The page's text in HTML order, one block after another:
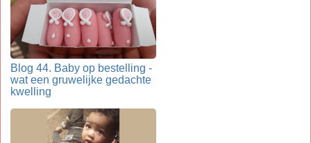
Blog 44. Baby op bestelling -
wat een gruwelijke gedachte
kwelling